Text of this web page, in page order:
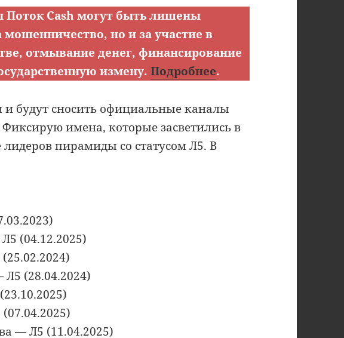
Cash могут быть лишены
мошенничество, но и за участие в
отмывание денег, финансирование
измену.Подробнее.
будут сносить официальные каналы
имена, которые засветились в
лидеров пирамиды со статусом Л5. В
(04.12.2025)
(28.04.2024)
— Л5 (11.04.2025)